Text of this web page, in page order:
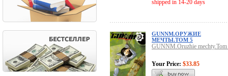
shipped in 14-20 days
GUNNM.ОРУЖИЕ
МЕЧТЫ.ТОМ 5
GUNNM.Oruzhie mechty.Tom
Your Price: $33.85